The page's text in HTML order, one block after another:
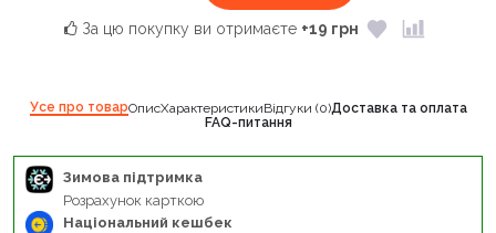
За цю покупку ви отримаєте +19 грн
Усе про товарОписХарактеристикиВідгуки (0)Доставка та оплата
FAQ-питання
Зимова підтримка
Розрахунок карткою
Національний кешбек